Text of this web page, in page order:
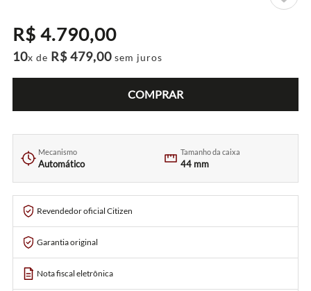
R$ 4.790,00
10x de R$479,00 sem juros
COMPRAR
Mecanismo
Automático
Tamanho da caixa
44 mm
Revendedor oficial Citizen
Garantia original
Nota fiscal eletrônica